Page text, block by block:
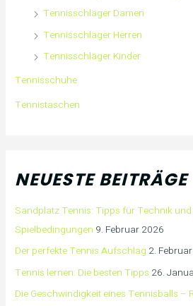
Tennisschläger Damen
Tennisschläger Herren
Tennisschläger Kinder
Tennisschuhe
Tennistaschen
NEUESTE BEITRÄGE
Sandplatz Tennis: Tipps für Technik
Spielbedingungen 9. Februar 2026
Der perfekte Tennis Aufschlag 2.
Tennis lernen: Die besten Tipps 26.
Die Geschwindigkeit eines Tennisballs –